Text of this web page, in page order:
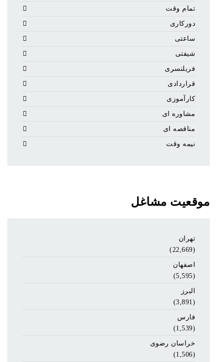
تمام وقت
دورکاری
ساعتی
شیفتی
فریلنسری
قراردادی
کارآموزی
مشاوره ای
مناقصه ای
نیمه وقت
موقعیت مشاغل
تهران
(22,669)
اصفهان
(5,595)
البرز
(3,891)
فارس
(1,539)
خراسان رضوی
(1,506)